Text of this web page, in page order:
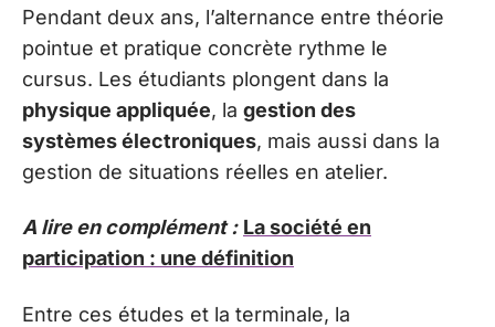
Pendant deux ans, l’alternance entre théorie
pointue et pratique concrète rythme le
cursus. Les étudiants plongent dans la
physique appliquée, la gestion des
systèmes électroniques, mais aussi dans la
gestion de situations réelles en atelier.
A lire en complément : La société en
participation : une définition
Entre ces études et la terminale, la